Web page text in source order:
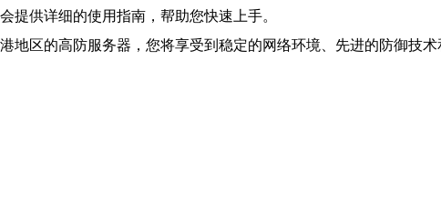
提供详细的使用指南，帮助您快速上手。
地区的高防服务器，您将享受到稳定的网络环境、先进的防御技